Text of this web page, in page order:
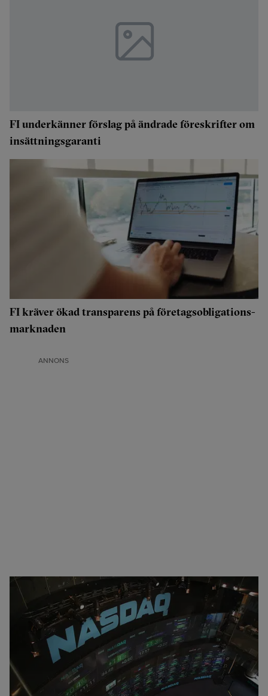
FI underkänner förslag på ändrade föreskrifter om
insättningsgaranti
FI kräver ökad transparens på företagsobligations-
marknaden
ANNONS